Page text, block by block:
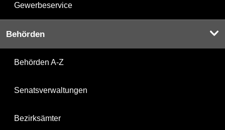
Gewerbeservice
Behörden
Behörden A-Z
Senatsverwaltungen
Bezirksämter